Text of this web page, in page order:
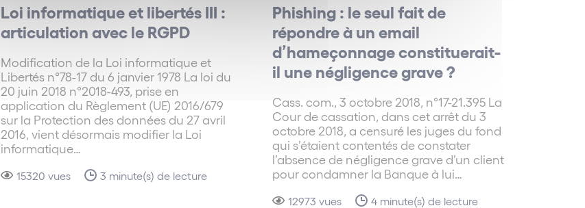
Loi informatique et libertés III :
articulation avec le RGPD
Modification de la Loi informatique et
Libertés n°78-17 du 6 janvier 1978 La loi du
20 juin 2018 n°2018-493, prise en
application du Règlement (UE) 2016/679
sur la Protection des données du 27 avril
2016, vient désormais modifier la Loi
informatique…
15320 vues 3 minute(s) de lecture
Phishing : le seul fait de
répondre à un email
d’hameçonnage constituerait-
il une négligence grave ?
Cass. com., 3 octobre 2018, n°17-21.395 La
Cour de cassation, dans cet arrêt du 3
octobre 2018, a censuré les juges du fond
qui s’étaient contentés de constater
l’absence de négligence grave d’un client
pour condamner la Banque à lui…
12973 vues 4 minute(s) de lecture